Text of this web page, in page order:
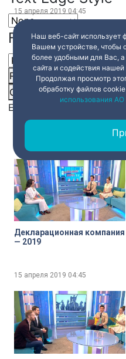
Font Family
Reset restore all settings
Close Modal Dialog
End of dialog window.
15 апреля 2019 04:45
Автостоп: лайфхаки для
путешественников
Декларационная компания
— 2019
15 апреля 2019 04:45
Наш веб-сайт использует
Вашем устройстве, чтобы
более удобными для Вас, а
сайта и содействия
Продолжая просмотр
обработку файлов
использования